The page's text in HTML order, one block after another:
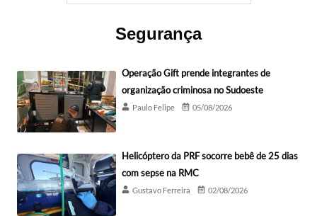
Segurança
Operação Gift prende integrantes de
organização criminosa no Sudoeste
Paulo Felipe 05/08/2026
Helicóptero da PRF socorre bebê de 25 dias
com sepse na RMC
Gustavo Ferreira 02/08/2026